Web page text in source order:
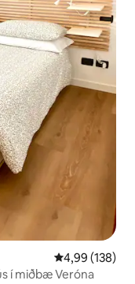
4,99 af 5 í
4,99 (138)
í miðbæ Veróna